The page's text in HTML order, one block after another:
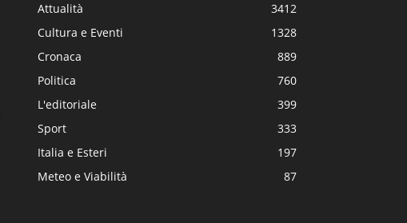
Attualità
3412
Cultura e Eventi
1328
Cronaca
889
Politica
760
L'editoriale
399
Sport
333
Italia e Esteri
197
Meteo e Viabilità
87